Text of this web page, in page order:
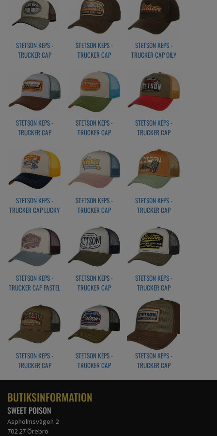
STETSON KEPS -
TRUCKER CAP
STETSON KEPS -
TRUCKER CAP
STETSON KEPS -
TRUCKER CAP OILY
STETSON KEPS -
TRUCKER CAP
BROWN/TURQUOSE
STETSON KEPS -
TRUCKER CAP
STETSON KEPS -
TRUCKER CAP
STETSON KEPS -
TRUCKER CAP LUCKY
STETSON KEPS -
TRUCKER CAP
STETSON KEPS -
TRUCKER CAP
STETSON KEPS -
TRUCKER CAP PASTEL
STETSON KEPS -
TRUCKER CAP
STETSON KEPS -
TRUCKER CAP
AMERICAN HERITAGE
OLIVE/WHITE
STETSON KEPS -
TRUCKER CAP
STETSON KEPS -
TRUCKER CAP
STETSON KEPS -
TRUCKER CAP
BUTIKSINFORMATION
SWEET POISON
Aspholmsvägen 2
702 27 Örebro